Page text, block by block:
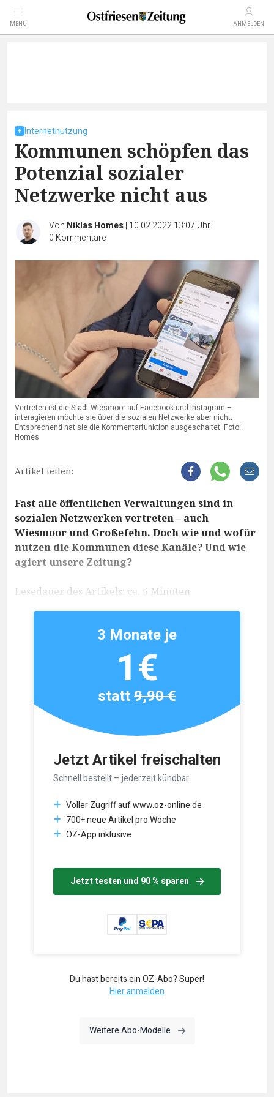
MENÜ ANMELDEN
Internetnutzung
Kommunen schöpfen das
Potenzial sozialer
Netzwerke nicht aus
Von Niklas Homes| 10.02.2022 13:07 Uhr|
0 Kommentare
Vertreten ist die Stadt Wiesmoor auf Facebook und Instagram –
interagieren möchte sie über die sozialen Netzwerke aber nicht.
Entsprechend hat sie die Kommentarfunktion ausgeschaltet. Foto:
Homes
Artikel teilen:
Fast alle öffentlichen Verwaltungen sind in
sozialen Netzwerken vertreten – auch
Wiesmoor und Großefehn. Doch wie und wofür
nutzen die Kommunen diese Kanäle? Und wie
agiert unsere Zeitung?
Lesedauer des Artikels: ca. 5 Minuten
Jetzt Artikel freischalten
Schnell bestellt – jederzeit kündbar.
Voller Zugriff auf www.oz-online.de
700+ neue Artikel pro Woche
OZ-App inklusive
Jetzt testen und 90 % sparen
3 Monate je
1€
statt9,90 €
Du hast bereits ein OZ-Abo? Super!
Hier anmelden
Weitere Abo-Modelle